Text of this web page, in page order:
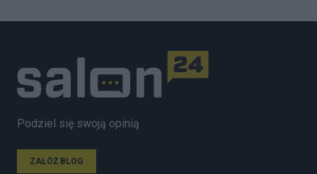
Podziel się swoją opinią
ZAŁÓŻ BLOG